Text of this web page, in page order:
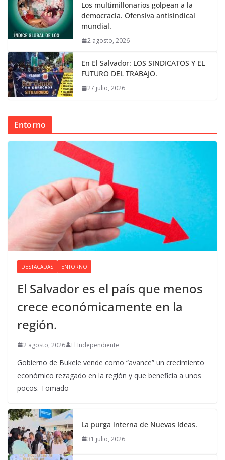
Los multimillonarios golpean a la
democracia. Ofensiva antisindical
mundial.
2 agosto, 2026
En El Salvador: LOS SINDICATOS Y EL
FUTURO DEL TRABAJO.
27 julio, 2026
Entorno
DESTACADAS ENTORNO
El Salvador es el país que menos
crece económicamente en la
región.
2 agosto, 2026 El Independiente
Gobierno de Bukele vende como “avance” un crecimiento
económico rezagado en la región y que beneficia a unos
pocos. Tomado
La purga interna de Nuevas Ideas.
31 julio, 2026